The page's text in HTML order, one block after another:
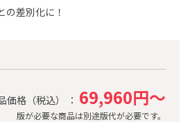
の差別化に！
価格（税込） ： 69,960円～
版が必要な商品は別途版代が必要です。